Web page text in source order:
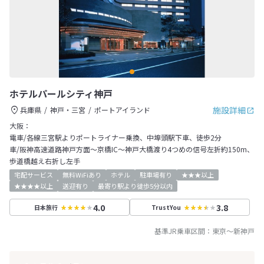
ホテルパールシティ神戸
施設詳細
兵庫県 神戸・三宮
ポートアイランド
大阪：
電車/各線三宮駅よりポートライナー乗換、中埠頭駅下車、徒歩2分
車/阪神高速道路神戸方面～京橋IC～神戸大橋渡り4つめの信号左折約150m、
歩道橋越え右折し左手
宅配サービス 無料WiFiあり ホテル 駐車場有り
★★★以上
★★★★以上
送迎有り 最寄り駅より徒歩5分以内
日本旅行 4.0 TrustYou 3.8
基準JR乗車区間： 東京～新神戸